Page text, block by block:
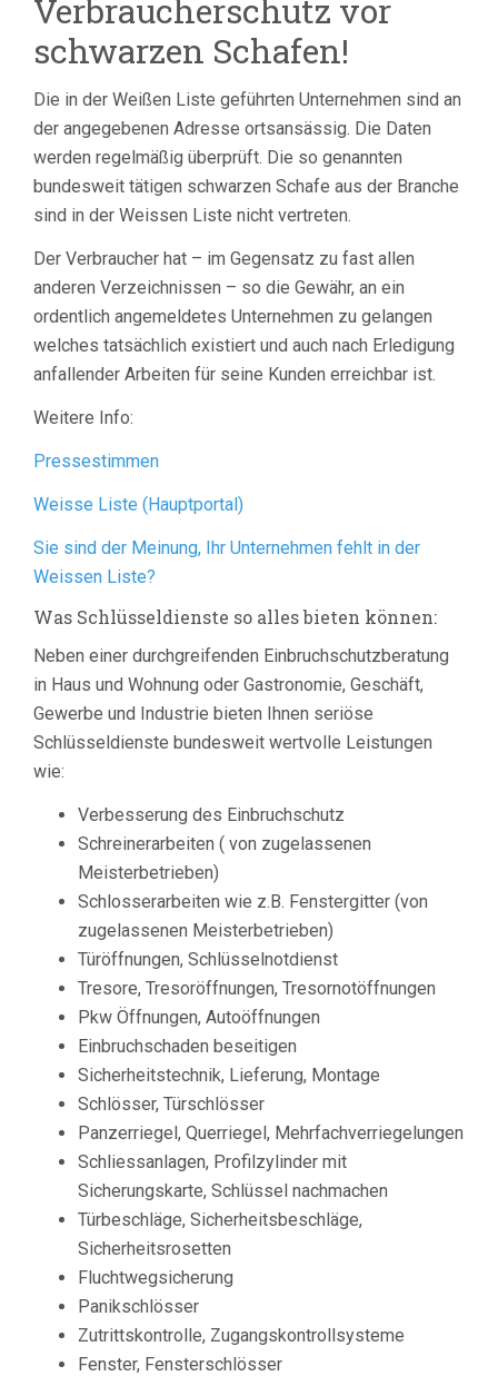
Verbraucherschutz vor
schwarzen Schafen!
Die in der Weißen Liste geführten Unternehmen sind an
der angegebenen Adresse ortsansässig. Die Daten
werden regelmäßig überprüft. Die so genannten
bundesweit tätigen schwarzen Schafe aus der Branche
sind in der Weissen Liste nicht vertreten.
Der Verbraucher hat – im Gegensatz zu fast allen
anderen Verzeichnissen – so die Gewähr, an ein
ordentlich angemeldetes Unternehmen zu gelangen
welches tatsächlich existiert und auch nach Erledigung
anfallender Arbeiten für seine Kunden erreichbar ist.
Weitere Info:
Pressestimmen
Weisse Liste (Hauptportal)
Sie sind der Meinung, Ihr Unternehmen fehlt in der
Weissen Liste?
Was Schlüsseldienste so alles bieten können:
Neben einer durchgreifenden Einbruchschutzberatung
in Haus und Wohnung oder Gastronomie, Geschäft,
Gewerbe und Industrie bieten Ihnen seriöse
Schlüsseldienste bundesweit wertvolle Leistungen
wie:
Verbesserung des Einbruchschutz
Schreinerarbeiten ( von zugelassenen
Meisterbetrieben)
Schlosserarbeiten wie z.B. Fenstergitter (von
zugelassenen Meisterbetrieben)
Türöffnungen, Schlüsselnotdienst
Tresore, Tresoröffnungen, Tresornotöffnungen
Pkw Öffnungen, Autoöffnungen
Einbruchschaden beseitigen
Sicherheitstechnik, Lieferung, Montage
Schlösser, Türschlösser
Panzerriegel, Querriegel, Mehrfachverriegelungen
Schliessanlagen, Profilzylinder mit
Sicherungskarte, Schlüssel nachmachen
Türbeschläge, Sicherheitsbeschläge,
Sicherheitsrosetten
Fluchtwegsicherung
Panikschlösser
Zutrittskontrolle, Zugangskontrollsysteme
Fenster, Fensterschlösser